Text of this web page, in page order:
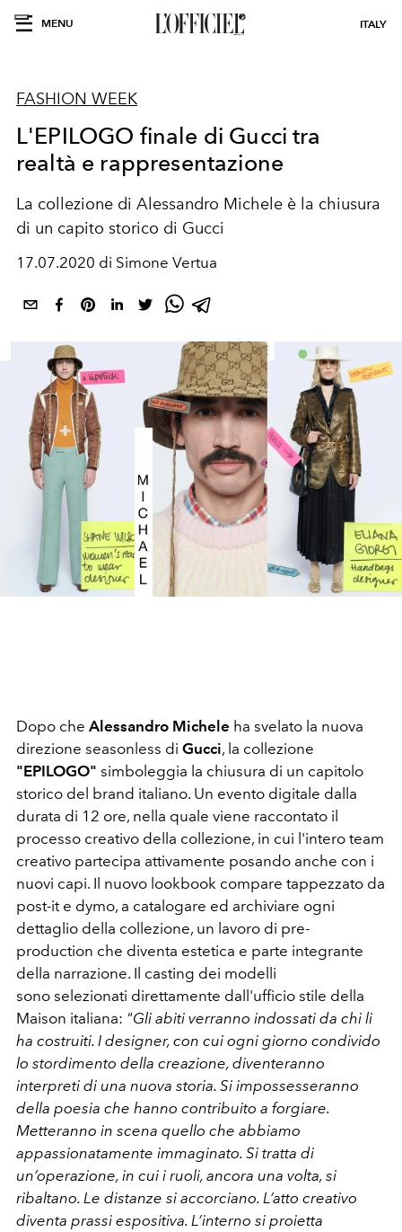
MENU ITALY
FASHION WEEK
L'EPILOGO finale di Gucci tra
realtà e rappresentazione
La collezione di Alessandro Michele è la chiusura
di un capito storico di Gucci
17.07.2020 di Simone Vertua
Dopo che Alessandro Michele ha svelato la nuova
direzione seasonless di Gucci, la collezione
"EPILOGO" simboleggia la chiusura di un capitolo
storico del brand italiano. Un evento digitale dalla
durata di 12 ore, nella quale viene raccontato il
processo creativo della collezione, in cui l'intero team
creativo partecipa attivamente posando anche con i
nuovi capi. Il nuovo lookbook compare tappezzato da
post-it e dymo, a catalogare ed archiviare ogni
dettaglio della collezione, un lavoro di pre-
production che diventa estetica e parte integrante
della narrazione. Il casting dei modelli
sono selezionati direttamente dall'ufficio stile della
Maison italiana: "Gli abiti verranno indossati da chi li
ha costruiti. I designer, con cui ogni giorno condivido
lo stordimento della creazione, diventeranno
interpreti di una nuova storia. Si impossesseranno
della poesia che hanno contribuito a forgiare.
Metteranno in scena quello che abbiamo
appassionatamente immaginato. Si tratta di
un’operazione, in cui i ruoli, ancora una volta, si
ribaltano. Le distanze si accorciano. L’atto creativo
diventa prassi espositiva. L’interno si proietta